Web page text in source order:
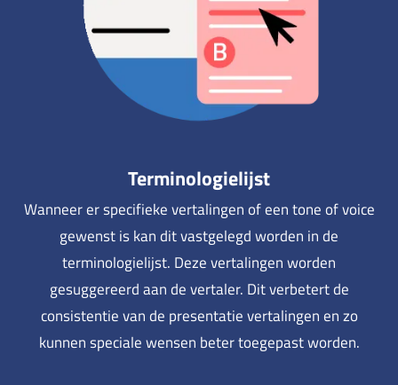
Terminologielijst
Wanneer er specifieke vertalingen of een tone of voice
gewenst is kan dit vastgelegd worden in de
terminologielijst. Deze vertalingen worden
gesuggereerd aan de vertaler. Dit verbetert de
consistentie van de presentatie vertalingen en zo
kunnen speciale wensen beter toegepast worden.